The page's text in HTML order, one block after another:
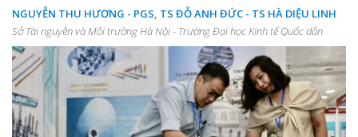
NGUYỄN THU HƯƠNG - PGS, TS ĐỖ ANH ĐỨC - TS HÀ DIỆU LINH
Sở Tài nguyên và Môi trường Hà Nội - Trường Đại học Kinh tế Quốc dân